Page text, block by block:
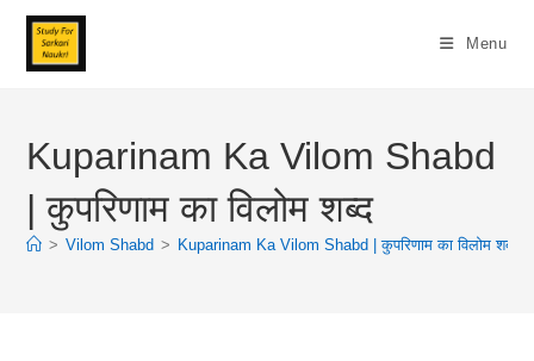
Skip
Content
Menu
Kuparinam Ka Vilom Shabd
| कुपरिणाम का विलोम शब्द
> Vilom Shabd > Kuparinam Ka Vilom Shabd | कुपरिणाम का विलोम शब्द